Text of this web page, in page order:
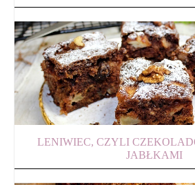
LENIWIEC, CZYLI
JABŁKAMI